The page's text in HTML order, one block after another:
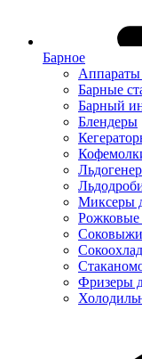
Барное
Аппараты
Барные
Барный
Блендеры
Миксеры
Рожковые
Фризеры